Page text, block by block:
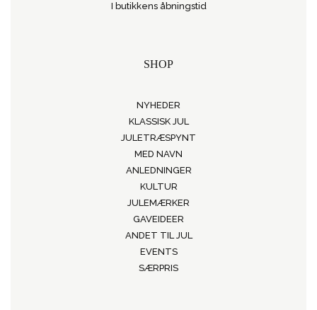
I butikkens åbningstid
SHOP
NYHEDER
KLASSISK JUL
JULETRÆSPYNT
MED NAVN
ANLEDNINGER
KULTUR
JULEMÆRKER
GAVEIDEER
ANDET TIL JUL
EVENTS
SÆRPRIS